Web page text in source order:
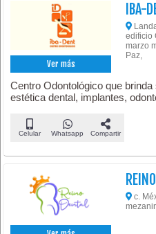
Ver más
IBA-
edificio
marzo
Paz,
Centro Odontológico que
estética dental, implantes,
Celular Whatsapp Compartir
c.